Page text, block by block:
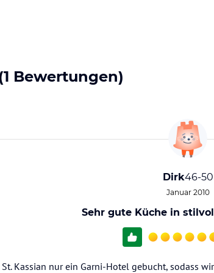
Bewertungen)
Dirk46-50
Januar 2010
Sehr gute Küche in
Kassian nur ein Garni-Hotel gebucht, sodass